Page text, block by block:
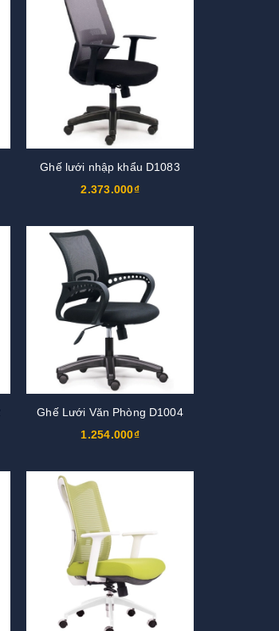
Ghế lưới nhập khẩu D1083
2.373.000₫
Ghế Lưới Văn Phòng D1004
1.254.000₫